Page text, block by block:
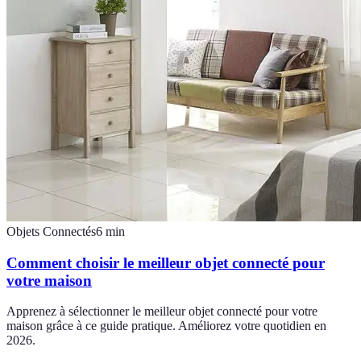
Objets Connectés6 min
Comment choisir le meilleur objet connecté pour
votre maison
Apprenez à sélectionner le meilleur objet connecté pour votre
maison grâce à ce guide pratique. Améliorez votre quotidien en
2026.